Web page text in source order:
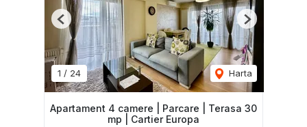
1 / 24 Harta
Previous Next
Apartament 4 camere | Parcare | Terasa 30
mp | Cartier Europa